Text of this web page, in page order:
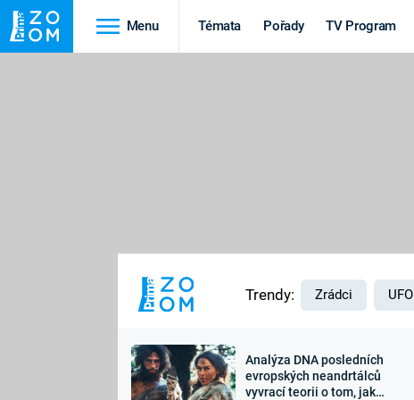
Menu Témata Pořady TV Program
Výročí
Trendy: Zrádci UFO
Analýza DNA posledních
evropských neandrtálců
vyvrací teorii o tom, jak